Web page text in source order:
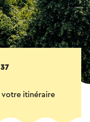
votre itinéraire